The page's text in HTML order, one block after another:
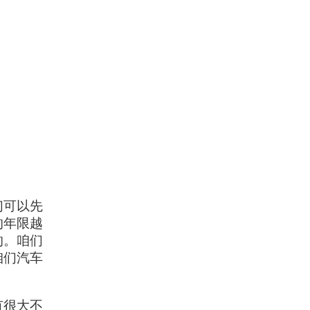
可以先
限越
咱们
们汽车
大不